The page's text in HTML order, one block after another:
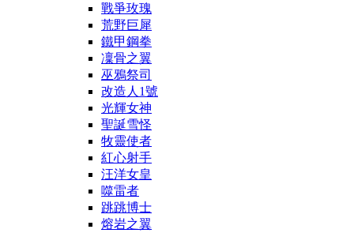
戰爭玫瑰
荒野巨犀
鐵甲鋼拳
凜骨之翼
巫鴉祭司
改造人1號
光輝女神
聖誕雪怪
牧靈使者
紅心射手
汪洋女皇
噬雷者
跳跳博士
熔岩之翼